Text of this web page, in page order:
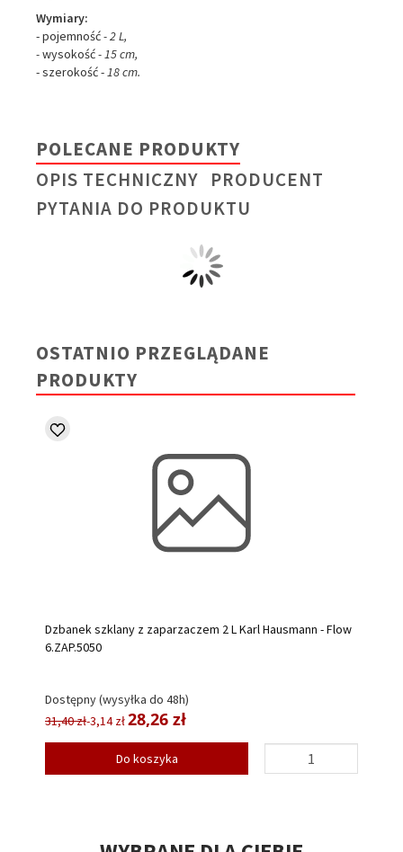
Wymiary:
- pojemność- 2 L,
-wysokość- 15 cm,
- szerokość - 18 cm.
POLECANE PRODUKTY
OPIS TECHNICZNY PRODUCENT
PYTANIA DO PRODUKTU
OSTATNIO PRZEGLĄDANE
PRODUKTY
Dzbanek szklany z zaparzaczem 2 L Karl Hausmann - Flow
6.ZAP.5050
Dostępny (wysyłka do 48h)
31,40 zł-3,14 zł28,26 zł
Do koszyka